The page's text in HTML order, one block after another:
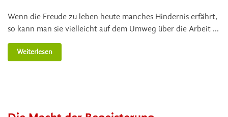
Wenn die Freude zu leben heute manches Hindernis erfährt,
so kann man sie vielleicht auf dem Umweg über die Arbeit …
Weiterlesen